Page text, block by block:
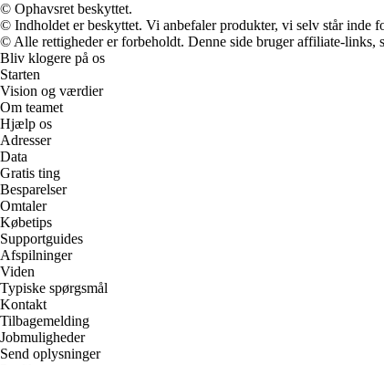
© Ophavsret beskyttet.
© Indholdet er beskyttet. Vi anbefaler produkter, vi selv står inde
© Alle rettigheder er forbeholdt. Denne side bruger affiliate-links,
Bliv klogere på os
Starten
Vision og værdier
Om teamet
Hjælp os
Adresser
Data
Gratis ting
Besparelser
Omtaler
Købetips
Supportguides
Afspilninger
Viden
Typiske spørgsmål
Kontakt
Tilbagemelding
Jobmuligheder
Send oplysninger